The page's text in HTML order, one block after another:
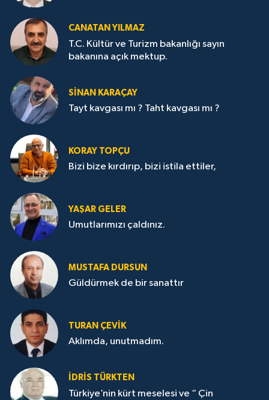
CANATAN YILMAZ
T.C. Kültür ve Turizm bakanlığı sayın
bakanına açık mektup.
SİNAN KARAÇAY
Tayt kavgası mı ? Taht kavgası mı ?
KORAY TOPÇU
Bizi bize kırdırıp, bizi istila ettiler,
YAŞAR GELER
Umutlarımızı çaldınız.
MUSTAFA DURSUN
Güldürmek de bir sanattır
TURAN ÇEVİK
Aklımda, unutmadım.
İDRİS TÜRKTEN
Türkiye’nin kürt meselesi ve “ Çin